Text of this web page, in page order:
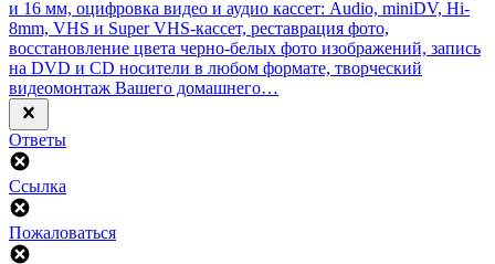
Ответы
Ссылка
Пожаловаться